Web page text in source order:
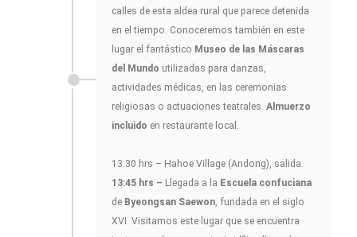
calles de esta aldea rural que parece detenida
en el tiempo. Conoceremos también en este
lugar el fantástico Museo de las Máscaras
del Mundo utilizadas para danzas,
actividades médicas, en las ceremonias
religiosas o actuaciones teatrales. Almuerzo
incluido en restaurante local.
13:30 hrs – Hahoe Village (Andong), salida.
13:45 hrs – Llegada a la Escuela confuciana
de Byeongsan Saewon, fundada en el siglo
XVI. Visitamos este lugar que se encuentra